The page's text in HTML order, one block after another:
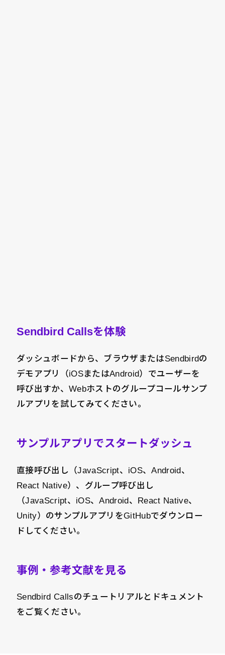
Sendbird Callsを体験
ダッシュボードから、ブラウザまたはSendbirdの
デモアプリ（iOSまたはAndroid）でユーザーを
呼び出すか、Webホストのグループコールサンプ
ルアプリを試してみてください。
サンプルアプリでスタートダッシュ
直接呼び出し（JavaScript、iOS、Android、
React Native）、グループ呼び出し
（JavaScript、iOS、Android、React Native、
Unity）のサンプルアプリをGitHubでダウンロー
ドしてください。
事例・参考文献を見る
Sendbird Callsのチュートリアルとドキュメント
をご覧ください。